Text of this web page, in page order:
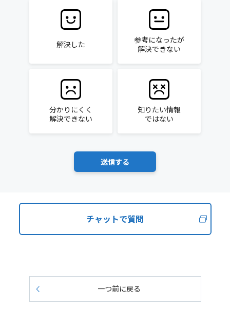
解決した
参考になったが
解決できない
分かりにくく
解決できない
知りたい情報
ではない
チャットで質問
一つ前に戻る